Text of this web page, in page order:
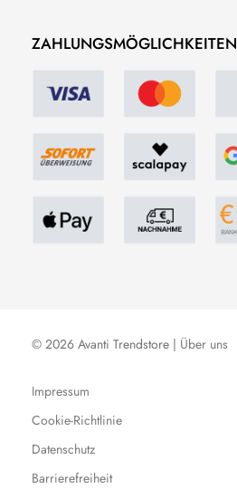
ZAHLUNGSMÖGLICHKEITEN
© 2026 Avanti Trendstore | Über uns
Impressum
Cookie-Richtlinie
Datenschutz
Barrierefreiheit